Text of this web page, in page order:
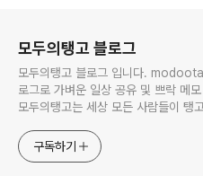
모두의탱고 블로그
모두의탱고 블로그 입니다.
로그로 가벼운 일상 공유 및 쁘락 메
모두의탱고는 세상 모든 사람들이 탱
구독하기